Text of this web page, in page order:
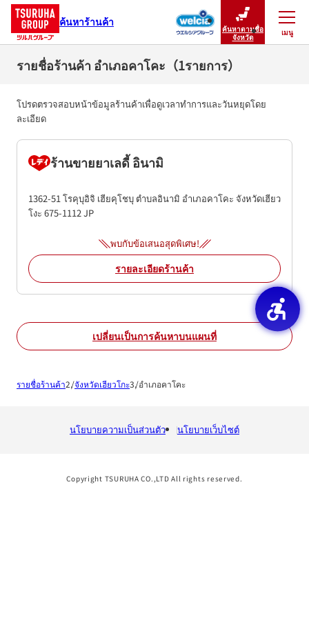
ค้นหาร้านค้า
ค้นหาตามชื่อ
จังหวัด
เมนู
ปิดเมนู
รายชื่อร้านค้า อำเภอคาโคะ（1รายการ）
โปรดตรวจสอบหน้าข้อมูลร้านค้าเพื่อดูเวลาทำการและวันหยุดโดย
ละเอียด
ร้านขายยาเลดี้ อินามิ
1362-51 โรคุบุอิจิ เฮียคุโชบุ ตำบลอินามิ อำเภอคาโคะ จังหวัดเฮียว
โงะ 675-1112JP
พบกับข้อเสนอสุดพิเศษ!
รายละเอียดร้านค้า
เปลี่ยนเป็นการค้นหาบนแผนที่
รายชื่อร้านค้า จังหวัดเฮียวโกะ อำเภอคาโคะ
นโยบายความเป็นส่วนตัว นโยบายเว็บไซต์
Copyright TSURUHA CO.,LTD All rights reserved.